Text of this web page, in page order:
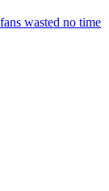
wasted no time